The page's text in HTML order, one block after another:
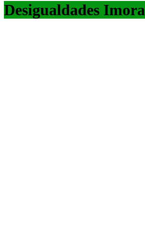
Desigualdades